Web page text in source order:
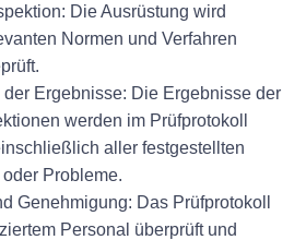
Die Ausrüstung wird
Normen und Verfahren
Ergebnisse: Die Ergebnisse der
werden im Prüfprotokoll
aller festgestellten
Probleme.
Genehmigung: Das Prüfprotokoll
Personal überprüft und